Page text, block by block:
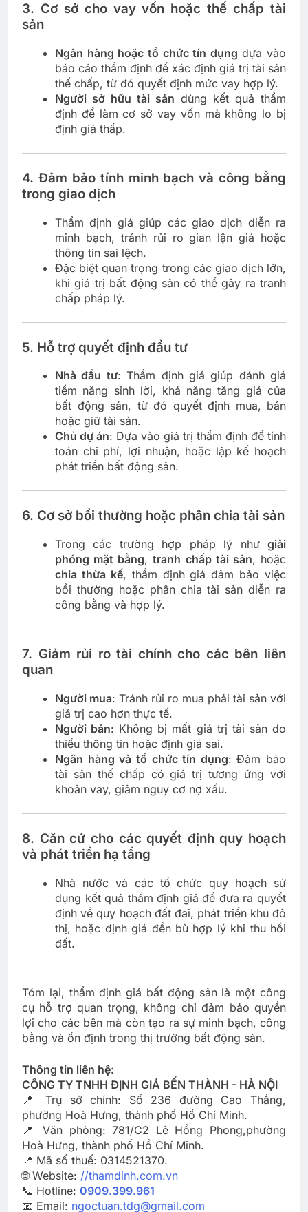
3. Cơ sở cho vay vốn hoặc thế chấp tài
sản
Ngân hàng hoặc tổ chức tín dụng dựa vào
báo cáo thẩm định để xác định giá trị tài sản
thế chấp, từ đó quyết định mức vay hợp lý.
Người sở hữu tài sản dùng kết quả thẩm
định để làm cơ sở vay vốn mà không lo bị
định giá thấp.
4. Đảm bảo tính minh bạch và công bằng
trong giao dịch
Thẩm định giá giúp các giao dịch diễn ra
minh bạch, tránh rủi ro gian lận giá hoặc
thông tin sai lệch.
Đặc biệt quan trọng trong các giao dịch lớn,
khi giá trị bất động sản có thể gây ra tranh
chấp pháp lý.
5. Hỗ trợ quyết định đầu tư
Nhà đầu tư: Thẩm định giá giúp đánh giá
tiềm năng sinh lời, khả năng tăng giá của
bất động sản, từ đó quyết định mua, bán
hoặc giữ tài sản.
Chủ dự án: Dựa vào giá trị thẩm định để tính
toán chi phí, lợi nhuận, hoặc lập kế hoạch
phát triển bất động sản.
6. Cơ sở bồi thường hoặc phân chia tài sản
Trong các trường hợp pháp lý như giải
phóng mặt bằng,tranh chấp tài sản, hoặc
chia thừa kế, thẩm định giá đảm bảo việc
bồi thường hoặc phân chia tài sản diễn ra
công bằng và hợp lý.
7. Giảm rủi ro tài chính cho các bên liên
quan
Người mua: Tránh rủi ro mua phải tài sản với
giá trị cao hơn thực tế.
Người bán: Không bị mất giá trị tài sản do
thiếu thông tin hoặc định giá sai.
Ngân hàng và tổ chức tín dụng: Đảm bảo
tài sản thế chấp có giá trị tương ứng với
khoản vay, giảm nguy cơ nợ xấu.
8. Căn cứ cho các quyết định quy hoạch
và phát triển hạ tầng
Nhà nước và các tổ chức quy hoạch sử
dụng kết quả thẩm định giá để đưa ra quyết
định về quy hoạch đất đai, phát triển khu đô
thị, hoặc định giá đền bù hợp lý khi thu hồi
đất.
Tóm lại, thẩm định giá bất động sản là một công
cụ hỗ trợ quan trọng, không chỉ đảm bảo quyền
lợi cho các bên mà còn tạo ra sự minh bạch, công
bằng và ổn định trong thị trường bất động sản.
Thông tin liên hệ:
CÔNG TY TNHH ĐỊNH GIÁ BẾN THÀNH - HÀ NỘI
📍 Trụ sở chính: Số 236 đường Cao Thắng,
phường Hoà Hưng, thành phố Hồ Chí Minh.
📍 Văn phòng: 781/C2 Lê Hồng Phong,phường
Hoà Hưng, thành phố Hồ Chí Minh.
📍 Mã số thuế: 0314521370.
🌐 Website: //thamdinh.com.vn
📞 Hotline: 0909.399.961
📧 Email: ngoctuan.tdg@gmail.com